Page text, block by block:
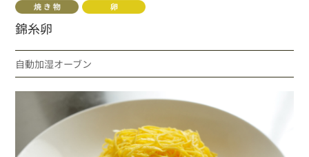
錦糸卵
自動加湿オーブン